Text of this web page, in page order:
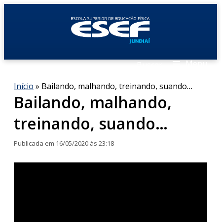
≡ Menu
Início » Bailando, malhando, treinando, suando…
Bailando, malhando,
treinando, suando…
Publicada em 16/05/2020 às 23:18